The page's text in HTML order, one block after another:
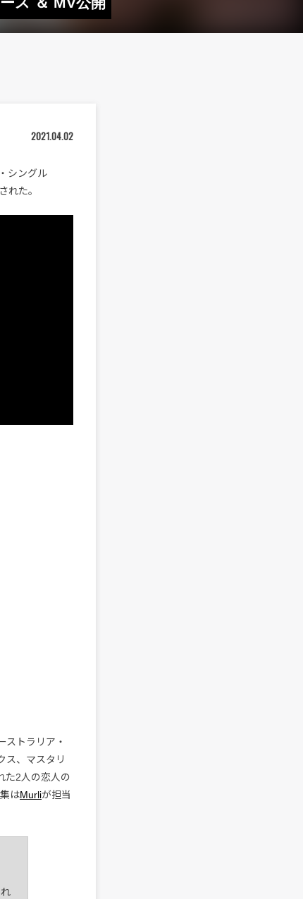
2021.04.02
シングル
れた。
ストラリア・
ス、マスタリ
た2人の恋人の
はMurliが担当